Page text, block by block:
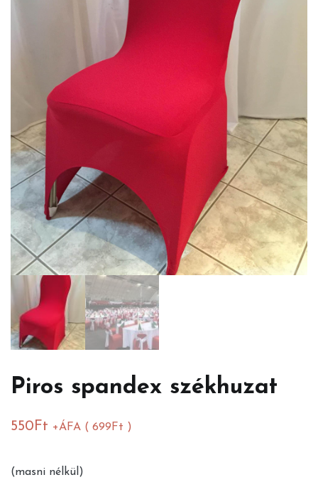
Piros spandex székhuzat
550 Ft +ÁFA ( 699 Ft )
(masni nélkül)